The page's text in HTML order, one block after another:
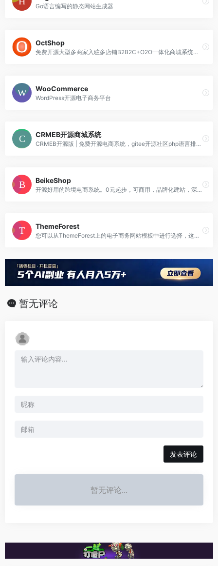
Go语言编写的静态网站生成器
OctShop
免费开源大型多商家入驻多店铺B2B2C+O2O一体化商城系统、积分商城系统。
WooCommerce
WordPress开源电子商务平台
CRMEB开源商城系统
CRMEB开源版 | 免费开源电商系统，gitee开源社区php语言排名第一的GVP开源项目
BeikeShop
开源好用的跨境电商系统。0元起步，可商用，品牌化建站，深受独立站卖家喜爱
ThemeForest
您可以从ThemeForest上的电子商务网站模板中进行选择，这些模板均由我们的全球独立设计师和开发人员社区创建。
暂无评论
发表评论
暂无评论...